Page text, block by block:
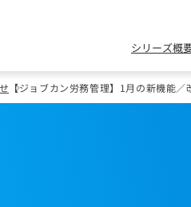
シリーズ概
【ジョブカン労務管理】1月の新機能